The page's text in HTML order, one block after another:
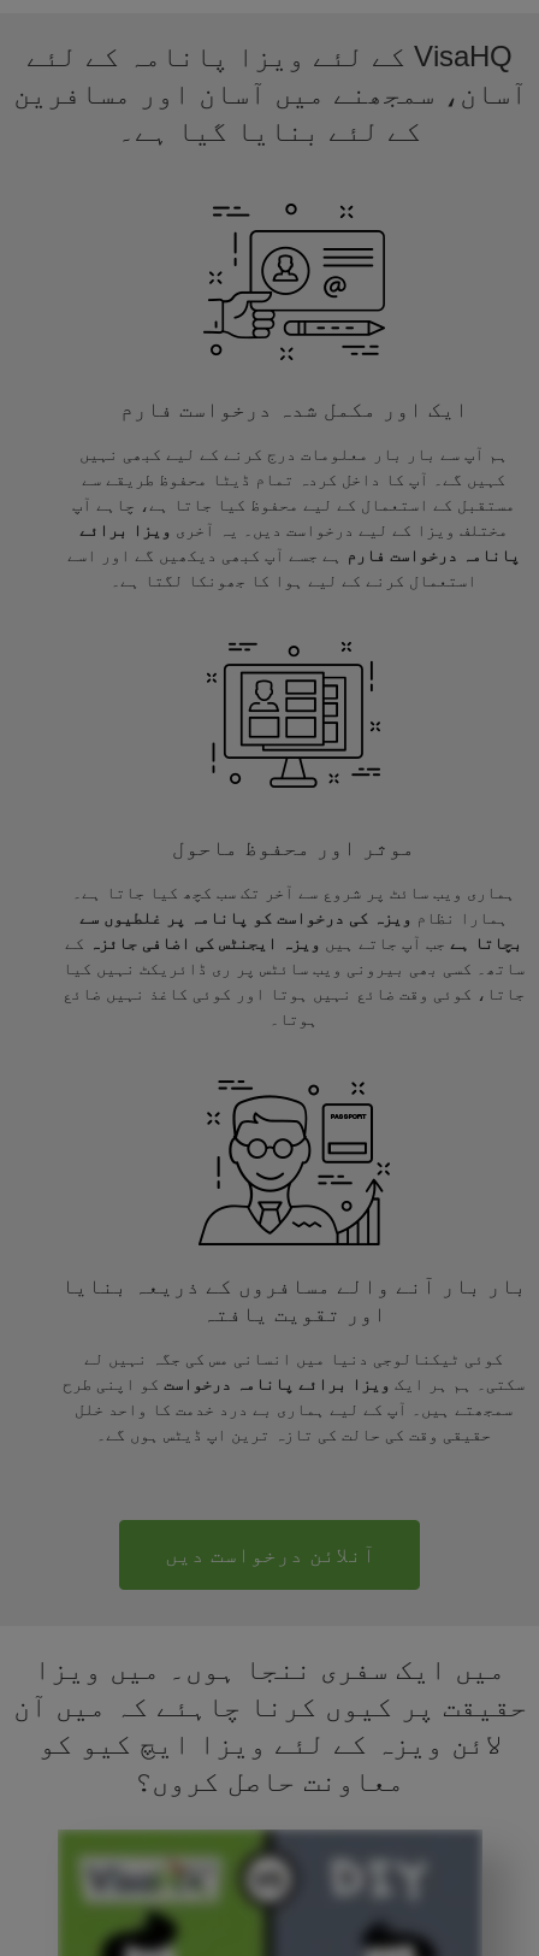
VisaHQ کے لئے ویزا پانامہ کے لئے
آسان، سمجھنے میں آسان اور مسافرین
کے لئے بنایا گیا ہے۔
ایک اور مکمل شدہ درخواست فارم
ہم آپ سے بار بار معلومات درج کرنے کے لیے کبھی نہیں
کہیں گے۔ آپ کا داخل کردہ تمام ڈیٹا محفوظ طریقے سے
مستقبل کے استعمال کے لیے محفوظ کیا جاتا ہے، چاہے آپ
مختلف ویزا کے لیے درخواست دیں۔ یہ آخری ویزا برائے
پانامہ درخواست فارم
ہے جسے آپ کبھی دیکھیں گے اور اسے
استعمال کرنے کے لیے ہوا کا جھونکا لگتا ہے۔
موثر اور محفوظ ماحول
ہماری ویب سائٹ پر شروع سے آخر تک سب کچھ کیا جاتا ہے۔
ہمارا نظام ویزہ کی درخواست کو پانامہ پر غلطیوں سے
بچاتا ہے جب آپ جاتے ہیں ویزہ ایجنٹس کی اضافی جائزہ
کے
ساتھ۔ کسی بھی بیرونی ویب سائٹس پر ری ڈائریکٹ نہیں کیا
جاتا، کوئی وقت ضائع نہیں ہوتا اور کوئی کاغذ نہیں ضائع
ہوتا۔
بار بار آنے والے مسافروں کے ذریعہ بنایا
اور تقویت یافتہ
کوئی ٹیکنالوجی دنیا میں انسانی مس کی جگہ نہیں لے
سکتی۔ ہم ہر ایک ویزا برائے پانامہ درخواست کو اپنی طرح
سمجھتے ہیں۔ آپ کے لیے ہماری بے درد خدمت کا واحد خلل
حقیقی وقت کی حالت کی تازہ ترین اپ ڈیٹس ہوں گے۔
آنلائن درخواست دیں
میں ایک سفری ننجا ہوں۔ میں ویزا
حقیقت پر کیوں کرنا چاہئے کہ میں آن
لائن ویزہ کے لئے ویزا ایچ کیو کو
معاونت حاصل کروں؟